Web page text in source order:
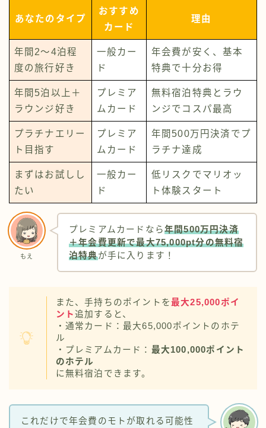
あなたのタイプ
おすすめ
カード
理由
年間2〜4泊程
度の旅行好き
一般カー
ド
年会費が安く、基本
特典で十分お得
年間5泊以上＋
ラウンジ好き
プレミア
ムカード
無料宿泊特典とラウ
ンジでコスパ最高
プラチナエリー
ト目指す
プレミア
ムカード
年間500万円決済でプ
ラチナ達成
まずはお試しし
たい
一般カー
ド
低リスクでマリオッ
ト体験スタート
もえ
プレミアムカードなら年間500万円決済
＋年会費更新で最大75,000pt分の無料宿
泊特典が手に入ります！
また、手持ちのポイントを最大25,000ポイ
ント追加すると、
・通常カード：最大65,000ポイントのホテ
ル
・プレミアムカード： 最大100,000ポイント
のホテル
に無料宿泊できます。
これだけで年会費のモトが取れる可能性